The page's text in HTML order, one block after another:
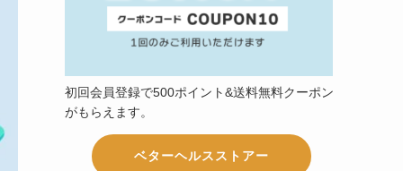
初回会員登録で500ポイント&送料無料クーポン
がもらえます。
ベターヘルスストアー